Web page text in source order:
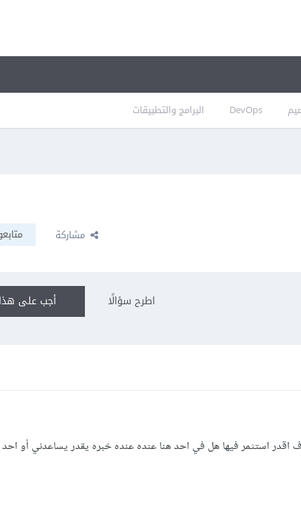
DevOps البرامج والتطبيقات
مشاركة
أجب على اطرح سؤالًا
اقدر استثمر فيها هل في احد هنا عنده عنده خبره يقدر يساعدني أو